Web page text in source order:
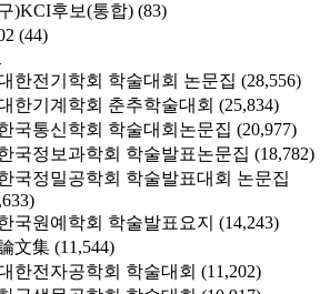
)KCI후보(통합) (83)
(44)
한전기학회 학술대회 논문집 (28,556)
한기계학회 춘추학술대회 (25,834)
국통신학회 학술대회논문집 (20,977)
국정보과학회 학술발표논문집 (18,782)
국정밀공학회 학술발표대회 논문집
국원예학회 학술발표요지 (14,243)
文集 (11,544)
한전자공학회 학술대회 (11,202)